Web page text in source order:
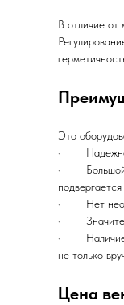
В отличие от
Это
·
· Большой
· Нет
·
· Наличие
не только
Цена